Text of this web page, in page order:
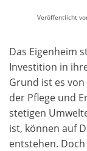
Veröffentlicht
Das Eigenheim
Investition in
Grund ist es
der Pflege und
stetigen
ist, können auf
entstehen.